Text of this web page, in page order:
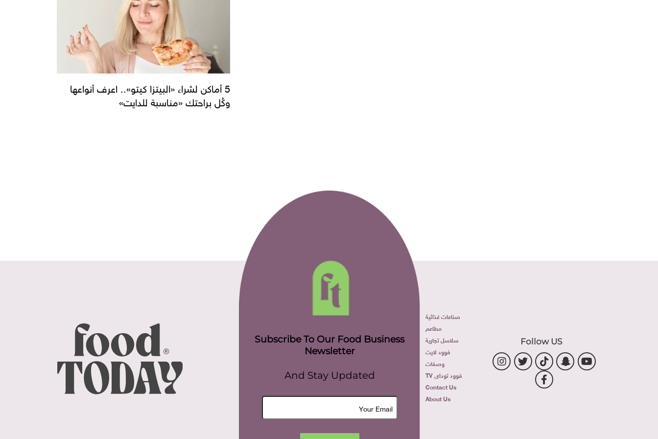
5 أماكن لشراء «البيتزا كيتو».. اعرف أنواعها
وكُل براحتك «مناسبة للدايت»
Follow US
صناعات غذائية
مطاعم
سلاسل تجارية
فوود لايت
وصفات
فوود توداى TV
Contact Us
About Us
Subscribe To Our Food Business
Newsletter
And Stay Updated